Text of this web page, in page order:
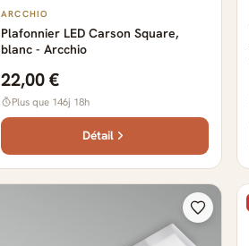
ARCCHIO
Plafonnier LED Carson Square,
blanc - Arcchio
22,00 €
Plus que 146j 18h
Détail